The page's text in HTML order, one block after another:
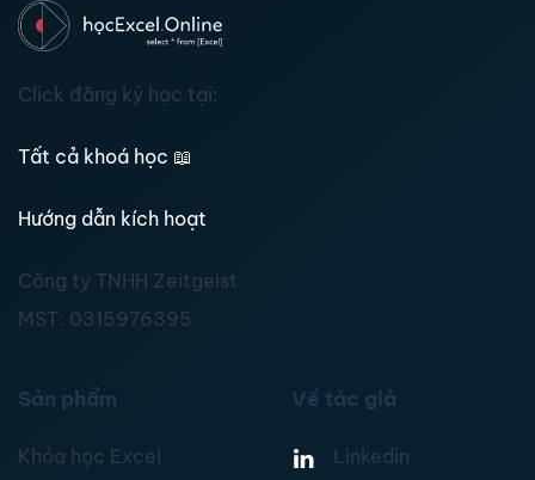
Click đăng ký học tại:
Tất cả khoá học 📖
Hướng dẫn kích hoạt
Công ty TNHH Zeitgeist
MST: 0315976395
Sản phẩm
Khóa học Excel
Về tác giả
Linkedin